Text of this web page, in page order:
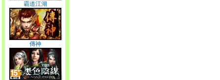
霸道江湖
傳神